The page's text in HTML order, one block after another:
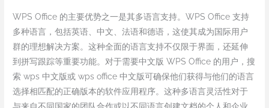
WPS Office 的主要优势之一是其多语言支持。WPS Office 支持
多种语言，包括英语、中文、法语和德语，这使其成为国际用户
群的理想解决方案。这种全面的语言支持不仅限于界面，还延伸
到拼写跟踪等重要功能。对于需要中文版 WPS Office 的用户，搜
索 wps 中文版或 wps office 中文版可确保他们获得与他们的语言
选择相匹配的正确版本的软件应用程序。这种多语言灵活性对于